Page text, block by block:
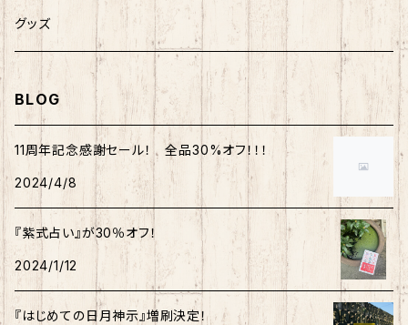
グッズ
BLOG
11周年記念感謝セール！ 全品30%オフ！！！
2024/4/8
『紫式占い』が30％オフ！
2024/1/12
『はじめての日月神示』増刷決定！